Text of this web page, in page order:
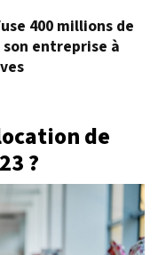
400 millions de
entreprise à
de
?